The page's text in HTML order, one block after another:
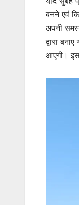
बनने एवं
अपनी
द्वारा
आएगी।